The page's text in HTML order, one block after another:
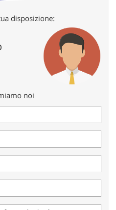
disposizione:
noidell'esperienza utente